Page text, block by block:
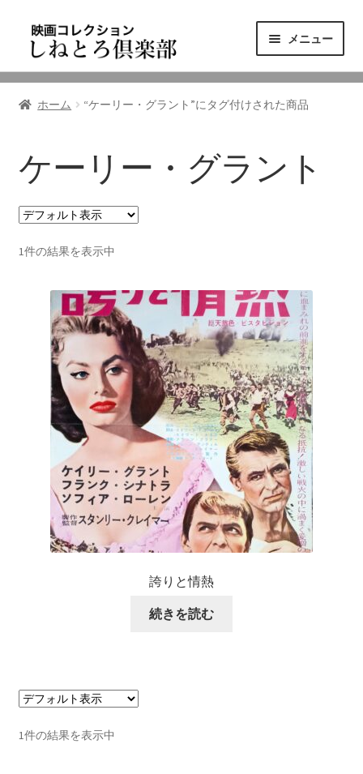
ゲ
シ
へ
キ
プ
テ
ツ
キ
プ
メニュー
ニュース
東三河の映画館
しねとろ倶楽部について
リンクの旅
ホーム “ケーリー・グラント”にタグ付けされた商品
ケーリー・グラント
1件の結果を表示中
誇りと情熱
続きを読む
1件の結果を表示中